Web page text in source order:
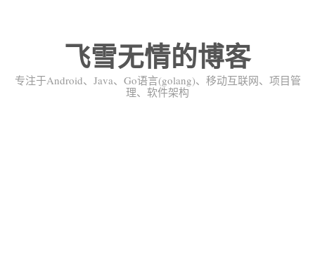
飞雪无情的博客
专注于Android、Java、Go语言(golang)、移动互联网、项目管
理、软件架构